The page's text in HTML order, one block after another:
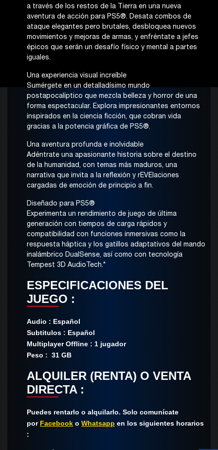
a través de los restos de la Tierra en una nueva
aventura de acción para PS5®. Desata combos de
ataque elegantes pero brutales, desbloquea nuevos
movimientos y mejoras de armas, y enfréntate a jefes
épicos que serán un desafío físico y mental a partes
iguales.
Una experiencia visual increíble
Sumérgete en un detalladísimo mundo
postapocalíptico que mezcla belleza y horror de una
forma espectacular. Explora impresionantes entornos
inspirados en la ciencia ficción, que cobran vida
gracias a la potencia gráfica de PS5®.
Una aventura profunda e inolvidable
Adéntrate una apasionante historia sobre el destino
de la humanidad, con temas más maduros, una
narrativa que invita a la reflexión y rEVElaciones
cargadas de emoción de principio a fin.
Diseñado para PS5®
Experimenta un rendimiento de juego de última
generación con tiempos de carga rápidos y
compatibilidad con funciones inmersivas como la
respuesta háptica y los gatillos adaptativos del mando
inalámbrico DualSense, así como con tecnología
Tempest 3D AudioTech.*
ESPECIFICACIONES DEL
JUEGO :
Audio : Español
Subtitulos : Español
Multiplayer Offline : 1 jugador
Peso : 31 GB
ALQUILER (RENTA) O VENTA
DIRECTA :
Puedes rentarlo o alquilarlo. Solo comunícate​
por Facebook o Whatsapp en los siguientes horarios
: